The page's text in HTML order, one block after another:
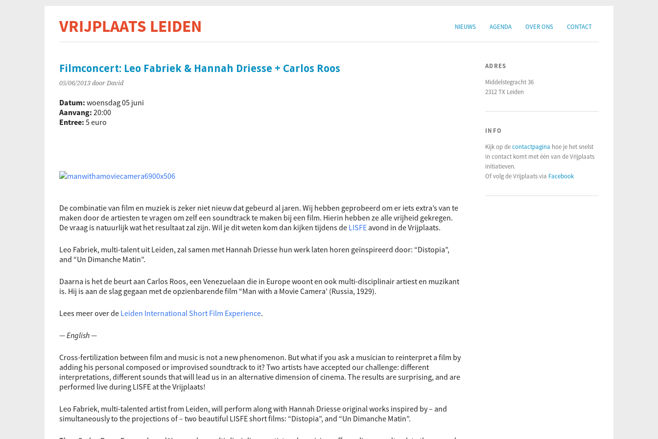
NIEUWS AGENDA OVER ONS CONTACT
VRIJPLAATS LEIDEN
Filmconcert: Leo Fabriek & Hannah Driesse + Carlos Roos
05/06/2013 door David
Datum: woensdag 05 juni
Aanvang: 20:00
Entree: 5 euro
De combinatie van film en muziek is zeker niet nieuw dat gebeurd al jaren. Wij hebben geprobeerd om er iets extra’s van te
maken door de artiesten te vragen om zelf een soundtrack te maken bij een film. Hierin hebben ze alle vrijheid gekregen.
De vraag is natuurlijk wat het resultaat zal zijn. Wil je dit weten kom dan kijken tijdens de LISFE avond in de Vrijplaats.
Leo Fabriek, multi-talent uit Leiden, zal samen met Hannah Driesse hun werk laten horen geïnspireerd door: “Distopia”,
and “Un Dimanche Matin”.
Daarna is het de beurt aan Carlos Roos, een Venezuelaan die in Europe woont en ook multi-disciplinair artiest en muzikant
is. Hij is aan de slag gegaan met de opzienbarende film “Man with a Movie Camera’ (Russia, 1929).
Lees meer over de Leiden International Short Film Experience.
— English —
Cross-fertilization between film and music is not a new phenomenon. But what if you ask a musician to reinterpret a film by
adding his personal composed or improvised soundtrack to it? Two artists have accepted our challenge: different
interpretations, different sounds that will lead us in an alternative dimension of cinema. The results are surprising, and are
performed live during LISFE at the Vrijplaats!
Leo Fabriek, multi-talented artist from Leiden, will perform along with Hannah Driesse original works inspired by – and
simultaneously to the projections of – two beautiful LISFE short films: “Distopia”, and “Un Dimanche Matin”.
ADRES
Middelstegracht 36
2312 TX Leiden
INFO
Kijk op decontactpagina hoe je het snelst
in contact komt met één van de Vrijplaats
initiatieven.
Of volg de Vrijplaats via Facebook